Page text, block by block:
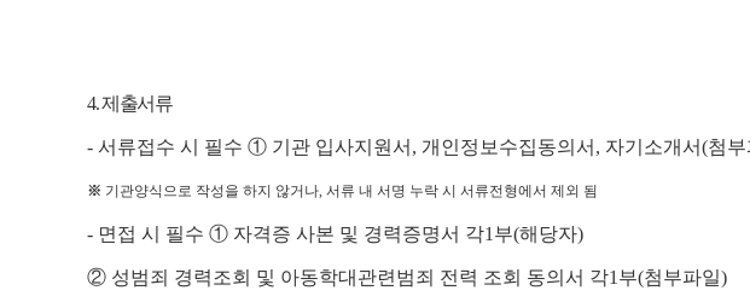
4.제출서류
- 서류접수 시 필수 ① 기관 입사지원서 , 개인정보수집동의서 , 자기소개서(첨부
※ 기관양식으로 작성을 하지 않거나, 서류 내 서명 누락 시 서류전형에서 제외 됨
- 면접 시 필수 ① 자격증 사본 및 경력증명서 각1부(해당자)
② 성범죄 경력조회 및 아동학대관련범죄 전력 조회 동의서 각1부(첨부파일)